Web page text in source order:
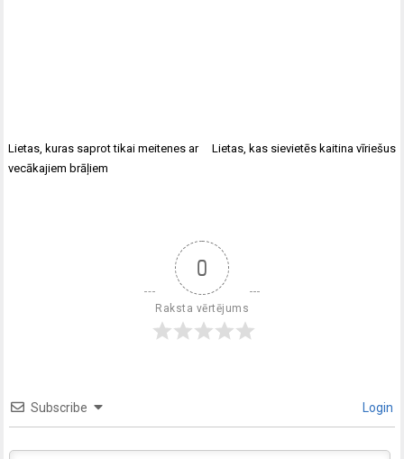
Lietas, kuras saprot tikai meitenes ar
vecākajiem brāļiem
Lietas, kas sievietēs kaitina vīriešus
0
Raksta vērtējums
Subscribe Login